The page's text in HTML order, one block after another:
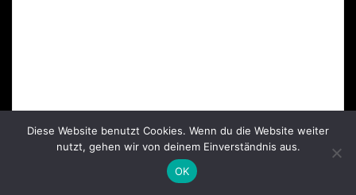
Deutscher Olympischer Sportbund
Diese Website benutzt Cookies. Wenn du die Website weiter
nutzt, gehen wir von deinem Einverständnis aus.
OK